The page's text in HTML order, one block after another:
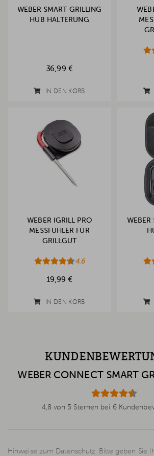
WEBER SMART GRILLING
HUB HALTERUNG
36,99 €
IN DEN KORB
WEBER IGRILL PRO
MESSFÜHLER FÜR
GRILLGUT
4.6
19,99 €
IN DEN KORB
WEBER
WEBER CONNECT SMART
4,8 von 5 Sternen bei 6
Hinweise zum Datenschutz: Bitte geben Sie